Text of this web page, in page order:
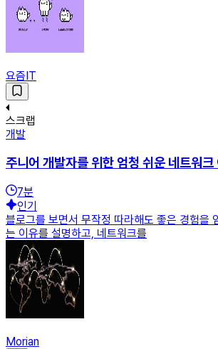
요즘IT
스크랩
개발
주니어 개발자를 위한 엄청 쉬운 네트워크
7분
인기
블로그를 보면서 무작정 따라해도 좋은 경험을
는 이유를 설명하고, 네트워크를
Morian